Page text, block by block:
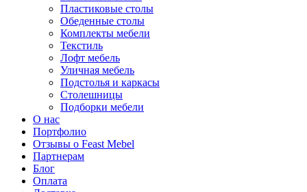
Пластиковые столы
Обеденные столы
Комплекты мебели
Текстиль
Лофт мебель
Уличная мебель
Подстолья и каркасы
Столешницы
Подборки мебели
О нас
Портфолио
Отзывы о Feast Mebel
Партнерам
Блог
Оплата